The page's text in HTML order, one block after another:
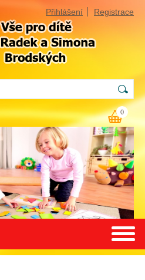
Přihlášení Registrace
0